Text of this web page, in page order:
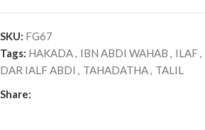
SKU: FG67
Tags: HAKADA, IBN ABDI WAHAB , ILAF,
DAR IALF ABDI , TAHADATHA, TALIL
Share: